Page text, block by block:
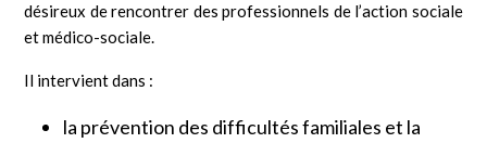
désireux de rencontrer des professionnels de l’action sociale
et médico-sociale.
Il intervient dans :
la prévention des difficultés familiales et la